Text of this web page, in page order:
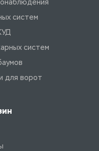
систем
систем
для ворот